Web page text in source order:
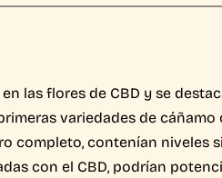
las flores de CBD y se
variedades de
completo, contenían niveles
con el CBD, podrían